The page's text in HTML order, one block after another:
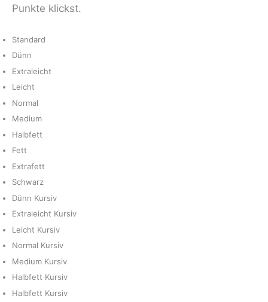
Punkte klickst.
Standard
Dünn
Extraleicht
Leicht
Normal
Medium
Halbfett
Fett
Extrafett
Schwarz
Dünn Kursiv
Extraleicht Kursiv
Leicht Kursiv
Normal Kursiv
Medium Kursiv
Halbfett Kursiv
Halbfett Kursiv